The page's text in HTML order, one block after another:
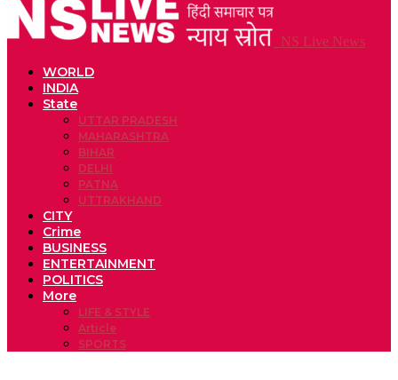
NS Live News
WORLD
INDIA
State
UTTAR PRADESH
MAHARASHTRA
BIHAR
DELHI
PATNA
UTTRAKHAND
CITY
Crime
BUSINESS
ENTERTAINMENT
POLITICS
More
LIFE & STYLE
Article
SPORTS